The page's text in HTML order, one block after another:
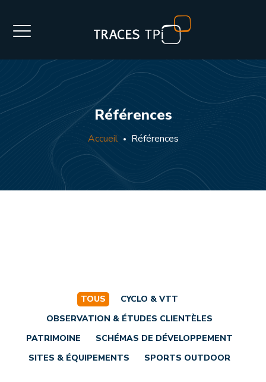
Références
Accueil Références
TOUS
CYCLO & VTT
OBSERVATION & ÉTUDES CLIENTÈLES
PATRIMOINE
SCHÉMAS DE DÉVELOPPEMENT
SITES & ÉQUIPEMENTS
SPORTS OUTDOOR